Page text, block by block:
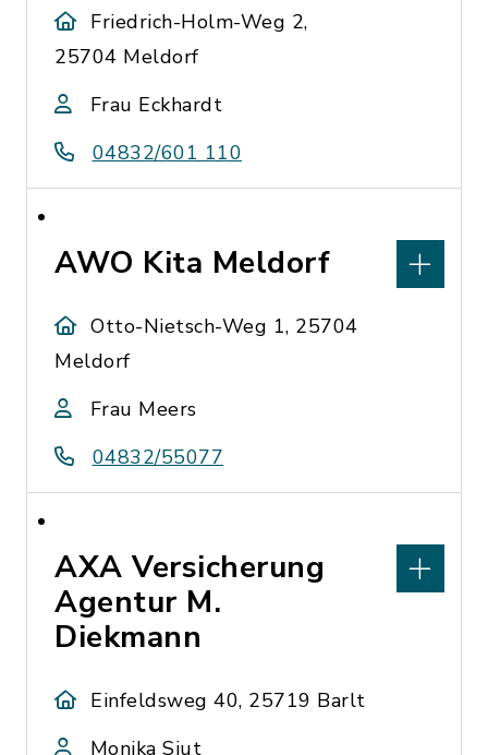
Friedrich-Holm-Weg 2,
25704 Meldorf
Frau Eckhardt
04832/601 110
AWO Kita Meldorf
Otto-Nietsch-Weg 1, 25704
Meldorf
Frau Meers
04832/55077
AXA Versicherung
Agentur M.
Diekmann
Einfeldsweg 40, 25719 Barlt
Monika Sjut